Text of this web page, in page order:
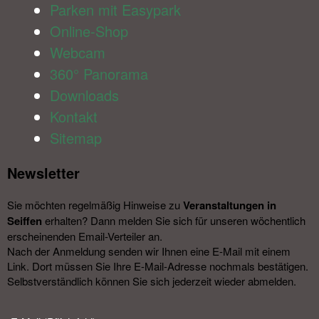
Parken mit Easypark
Online-Shop
Webcam
360° Panorama
Downloads
Kontakt
Sitemap
Newsletter​
Sie möchten regelmäßig Hinweise zu Veranstal­tungen in
Seiffen erhalten? Dann melden Sie sich für unseren wöchentlich
erscheinenden Email-Verteiler an.
Nach der Anmeldung senden wir Ihnen eine E-Mail mit einem
Link. Dort müssen Sie Ihre E-Mail-Adresse nochmals bestätigen.
Selbstverständlich können Sie sich jederzeit wieder abmelden.​